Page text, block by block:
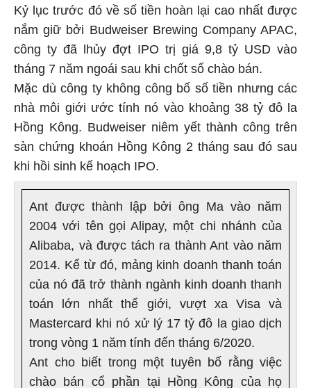
Kỷ lục trước đó về số tiền hoàn lại cao nhất được
nắm giữ bởi Budweiser Brewing Company APAC,
công ty đã lhủy đợt IPO trị giá 9,8 tỷ USD vào
tháng 7 năm ngoái sau khi chốt sổ chào bán.
Mặc dù công ty không công bố số tiền nhưng các
nhà môi giới ước tính nó vào khoảng 38 tỷ đô la
Hồng Kông. Budweiser niêm yết thành công trên
sàn chứng khoán Hồng Kông 2 tháng sau đó sau
khi hồi sinh kế hoạch IPO.
Ant được thành lập bởi ông Ma vào năm
2004 với tên gọi Alipay, một chi nhánh của
Alibaba, và được tách ra thành Ant vào năm
2014. Kể từ đó, mảng kinh doanh thanh toán
của nó đã trở thành ngành kinh doanh thanh
toán lớn nhất thế giới, vượt xa Visa và
Mastercard khi nó xử lý 17 tỷ đô la giao dịch
trong vòng 1 năm tính đến tháng 6/2020.
Ant cho biết trong một tuyên bố rằng việc
chào bán cổ phần tại Hồng Kông của họ